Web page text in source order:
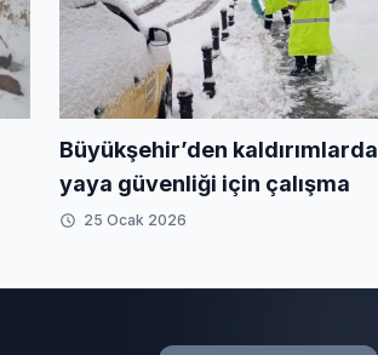
Büyükşehir’den kaldırımlarda
yaya güvenliği için çalışma
25 Ocak 2026